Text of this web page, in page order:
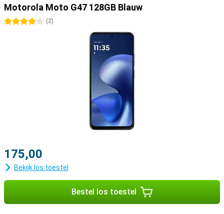
Motorola Moto G47 128GB Blauw
4 sterren
(2)
175,00
Bekijk los toestel
Bestel los toestel